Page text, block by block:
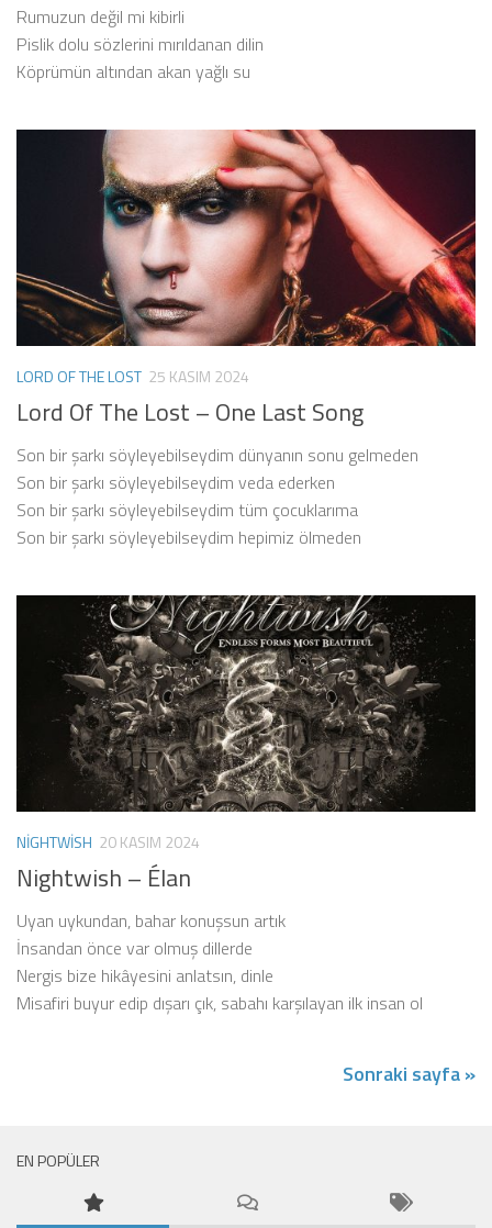
Rumuzun değil mi kibirli
Pislik dolu sözlerini mırıldanan dilin
Köprümün altından akan yağlı su
LORD OF THE LOST 25 KASIM 2024
Lord Of The Lost – One Last Song
Son bir şarkı söyleyebilseydim dünyanın sonu gelmeden
Son bir şarkı söyleyebilseydim veda ederken
Son bir şarkı söyleyebilseydim tüm çocuklarıma
Son bir şarkı söyleyebilseydim hepimiz ölmeden
NIGHTWISH 20 KASIM 2024
Nightwish – Élan
Uyan uykundan, bahar konuşsun artık
İnsandan önce var olmuş dillerde
Nergis bize hikâyesini anlatsın, dinle
Misafiri buyur edip dışarı çık, sabahı karşılayan ilk insan ol
Sonraki sayfa »
EN POPÜLER